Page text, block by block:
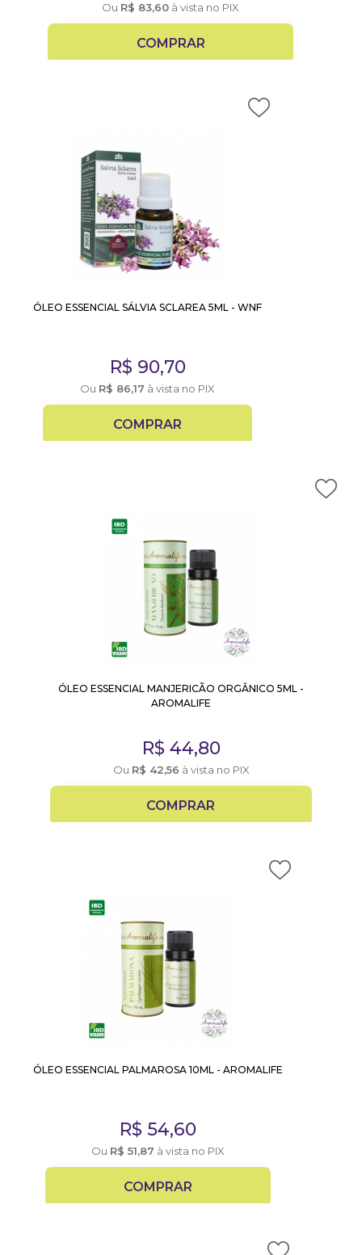
Ou R$ 83,60 à vista no PIX
COMPRAR
ÓLEO ESSENCIAL SÁLVIA SCLAREA 5ML - WNF
R$ 90,70
Ou R$ 86,17 à vista no PIX
COMPRAR
ÓLEO ESSENCIAL MANJERICÃO ORGÂNICO 5ML -
AROMALIFE
R$ 44,80
Ou R$ 42,56 à vista no PIX
COMPRAR
ÓLEO ESSENCIAL PALMAROSA 10ML - AROMALIFE
R$ 54,60
Ou R$ 51,87 à vista no PIX
COMPRAR